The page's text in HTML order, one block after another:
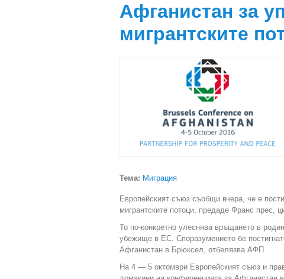
Афганистан за
мигрантските
Тема: Миграция
Европейският съюз съобщи вчера, че е
мигрантските потоци, предаде Франс прес,
То по-конкретно улеснява връщането в
убежище в ЕС. Споразумението бе
Афганистан в Брюксел, отбелязва АФП.
На 4 — 5 октомври Европейският съюз и